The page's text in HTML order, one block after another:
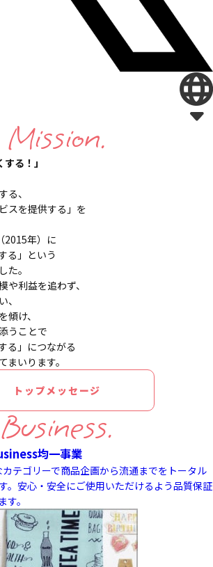
Mission.
る！」
る、
スを提供する」を
2015年）に
る」という
た。
や利益を追わず、
、
傾け、
うことで
る」につながる
いります。
トップメッセージ
Business.
均一事業
テゴリーで商品企画から流通までをトータル
。安心・安全にご使用いただけるよう品質保証
。